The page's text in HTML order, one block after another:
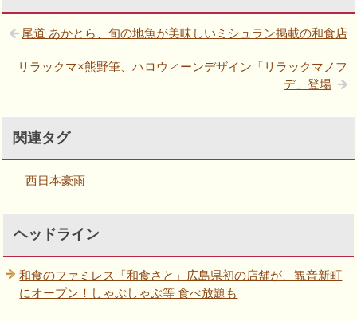
尾道 あかとら、旬の地魚が美味しいミシュラン掲載の和食店
リラックマ×熊野筆、ハロウィーンデザイン「リラックマノフ
デ」登場
関連タグ
西日本豪雨
ヘッドライン
和食のファミレス「和食さと」広島県初の店舗が、観音新町
にオープン！しゃぶしゃぶ等 食べ放題も